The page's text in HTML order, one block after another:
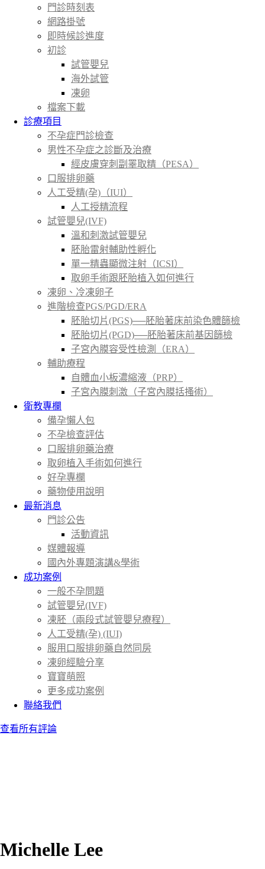
門診時刻表
網路掛號
即時候診進度
初診
試管嬰兒
海外試管
凍卵
檔案下載
診療項目
不孕症門診檢查
男性不孕症之診斷及治療
經皮膚穿刺副睪取精（PESA）
口服排卵藥
人工受精(孕)（IUI）
人工授精流程
試管嬰兒(IVF)
溫和刺激試管嬰兒
胚胎雷射輔助性孵化
單一精蟲顯微注射（ICSI）
取卵手術跟胚胎植入如何進行
凍卵、冷凍卵子
進階檢查PGS/PGD/ERA
胚胎切片(PGS)──胚胎著床前染色體篩檢
胚胎切片(PGD)──胚胎著床前基因篩檢
子宮內膜容受性檢測（ERA）
輔助療程
自體血小板濃縮液（PRP）
子宮內膜刺激（子宮內膜括搔術）
衛教專欄
備孕懶人包
不孕檢查評估
口服排卵藥治療
取卵植入手術如何進行
好孕專欄
藥物使用說明
最新消息
門診公告
活動資訊
媒體報導
國內外專題演講&學術
成功案例
一般不孕問題
試管嬰兒(IVF)
凍胚（兩段式試管嬰兒療程）
人工受精(孕) (IUI)
服用口服排卵藥自然同房
凍卵經驗分享
寶寶萌照
更多成功案例
聯絡我們
查看所有評論
Michelle Lee